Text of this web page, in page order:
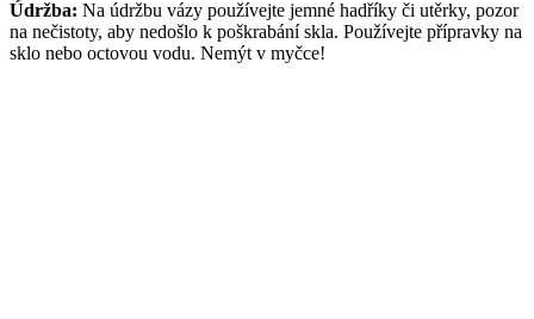
Údržba: Na údržbu vázy používejte jemné hadříky či utěrky, pozor
na nečistoty, aby nedošlo k poškrabání skla. Používejte přípravky na
sklo nebo octovou vodu. Nemýt v myčce!